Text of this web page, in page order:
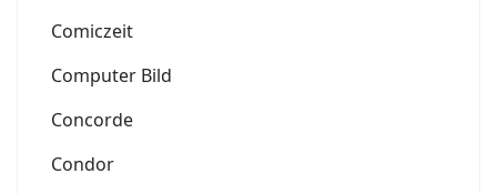
Comiczeit
Computer Bild
Concorde
Condor